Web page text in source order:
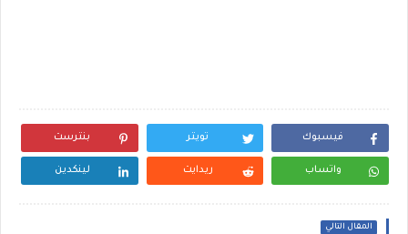
فيسبوك تويتر بنترست
واتساب ريدايت لينكدين
المقال التالي